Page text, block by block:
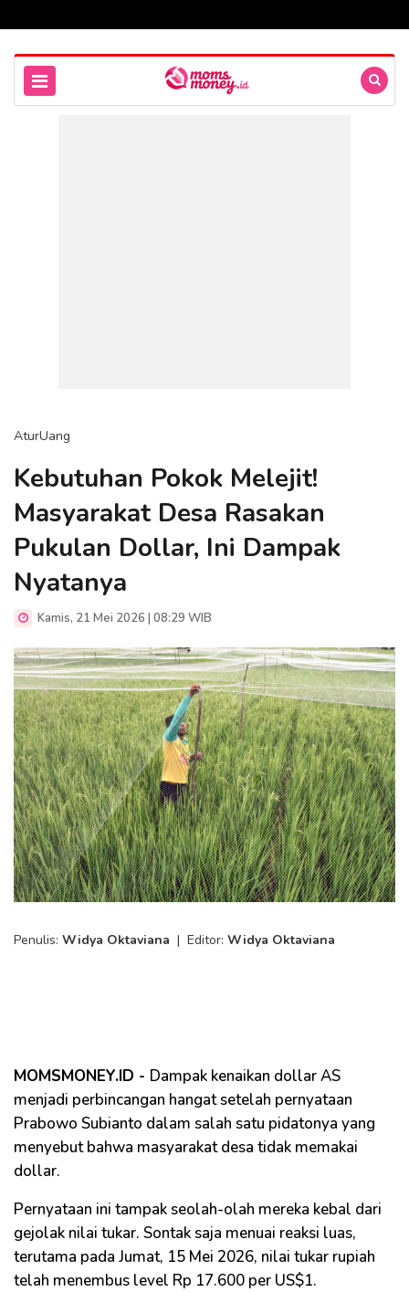
AturUang
Kebutuhan Pokok Melejit!
Masyarakat Desa Rasakan
Pukulan Dollar, Ini Dampak
Nyatanya
Kamis, 21 Mei 2026 | 08:29 WIB
Penulis: Widya Oktaviana | Editor: Widya Oktaviana
MOMSMONEY.ID - Dampak kenaikan dollar AS
menjadi perbincangan hangat setelah pernyataan
Prabowo Subianto dalam salah satu pidatonya yang
menyebut bahwa masyarakat desa tidak memakai
dollar.
Pernyataan ini tampak seolah-olah mereka kebal dari
gejolak nilai tukar. Sontak saja menuai reaksi luas,
terutama pada Jumat, 15 Mei 2026, nilai tukar rupiah
telah menembus level Rp 17.600 per US$1.